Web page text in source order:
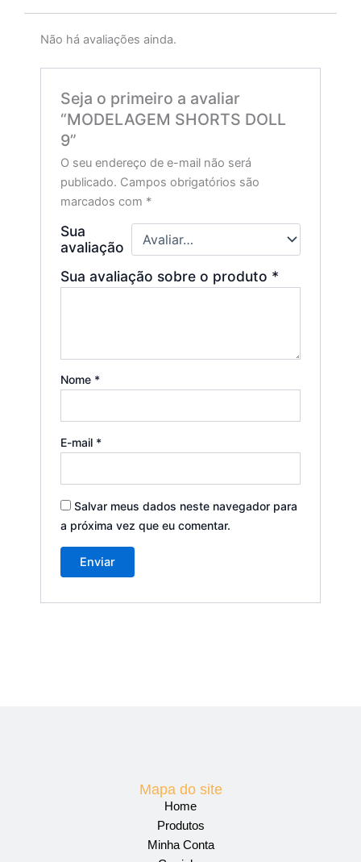
Não há avaliações ainda.
Seja o primeiro a avaliar
“MODELAGEM SHORTS DOLL
9”
O seu endereço de e-mail não será
publicado. Campos obrigatórios são
marcados com *
Sua
avaliação
Sua avaliação sobre o produto *
Nome *
E-mail *
Salvar meus dados neste navegador para
a próxima vez que eu comentar.
Mapa do site
Home
Produtos
Minha Conta